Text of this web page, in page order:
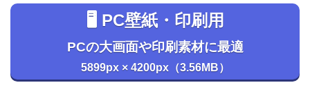
🖥️ PC壁紙・印刷用
PCの大画面や印刷素材に最適
5899px × 4200px（3.56MB）